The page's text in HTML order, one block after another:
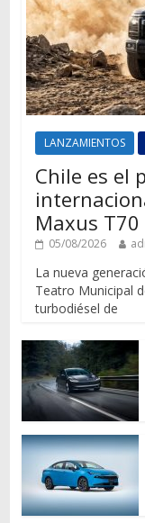
LANZAMIENTOS
Chile es el
Maxus T70
05/08/2026
La nueva
Teatro Municipal
turbodiésel de